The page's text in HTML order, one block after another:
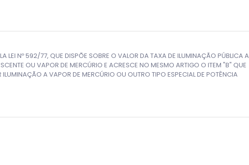
LEI Nº 592/77, QUE DISPÕE SOBRE O VALOR DA TAXA DE ILUMINAÇÃO PÚBLICA A
OU VAPOR DE MERCÚRIO E ACRESCE NO MESMO ARTIGO O ITEM "B" QUE
A VAPOR DE MERCÚRIO OU OUTRO TIPO ESPECIAL DE POTÊNCIA